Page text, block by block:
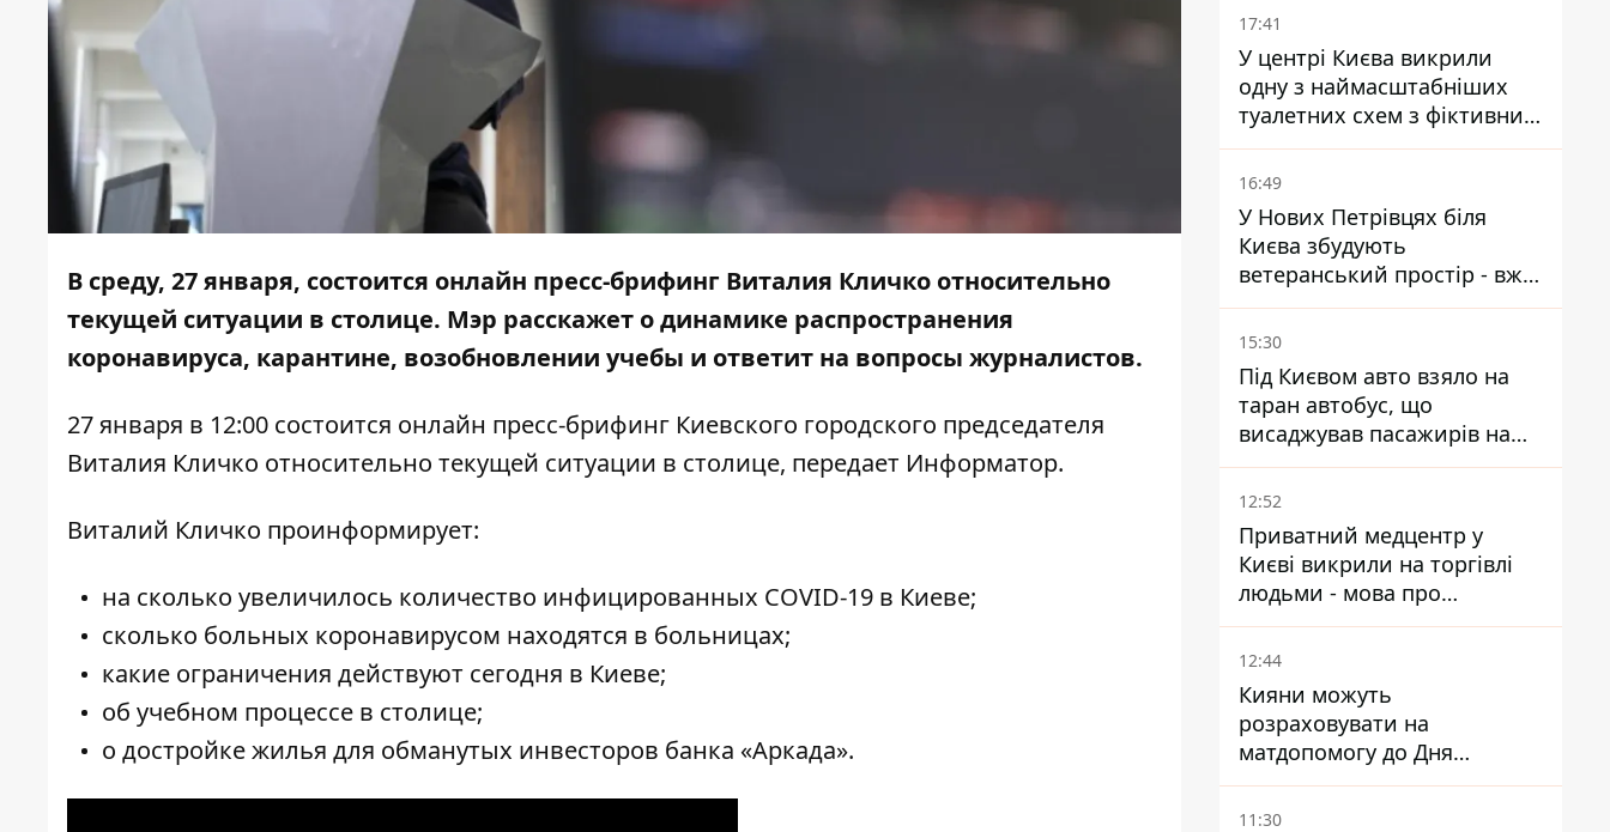
В среду, 27 января, состоится онлайн пресс-брифинг Виталия Кличко относительно
текущей ситуации в столице. Мэр расскажет о динамике распространения
коронавируса, карантине, возобновлении учебы и ответит на вопросы журналистов.
27 января в 12:00 состоится онлайн пресс-брифинг Киевского городского председателя
Виталия Кличко относительно текущей ситуации в столице, передает Информатор.
Виталий Кличко проинформирует:
на сколько увеличилось количество инфицированных COVID-19 в Киеве;
сколько больных коронавирусом находятся в больницах;
какие ограничения действуют сегодня в Киеве;
об учебном процессе в столице;
о достройке жилья для обманутых инвесторов банка «Аркада».
17:41
У центрі Києва викрили
одну з наймасштабніших
туалетних схем з фіктивним
будинком
16:49
У Нових Петрівцях біля
Києва збудують
ветеранський простір - вже
знайшли проєктанта
15:30
Під Києвом авто взяло на
таран автобус, що
висаджував пасажирів на
зупинці - пасажирка в
лікарні
12:52
Приватний медцентр у
Києві викрили на торгівлі
людьми - мова про
сурогатне материнство
12:44
Кияни можуть
розраховувати на
матдопомогу до Дня
незалежності - кому її
дадуть
11:30